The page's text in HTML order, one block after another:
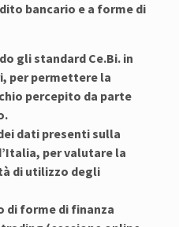
bancario e a forme di
gli standard Ce.Bi. in
per permettere la
percepito da parte
dati presenti sulla
per valutare la
di utilizzo degli
di forme di finanza